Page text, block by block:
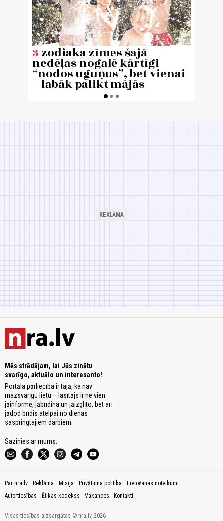
Mēs strādājam, lai Jūs zinātu
svarīgo, aktuālo un interesanto!
Portāla pārliecība ir tajā, ka nav
mazsvarīgu lietu – lasītājs ir ne vien
jāinformē, jābrīdina un jāizglīto, bet arī
jādod brīdis atelpai no dienas
saspringtajiem darbiem.
Sazinies ar mums:
Par nra.lv Reklāma Misija Privātuma politika
Lietošanas noteikumi
Autortiesības
Ētikas kodekss Vakances Kontakti
Visas tiesības aizsargātas © nra.lv, 2026